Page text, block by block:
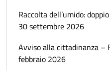
Raccolta dell’umido:
30 settembre 2026
Avviso alla cittadinanza –
febbraio 2026